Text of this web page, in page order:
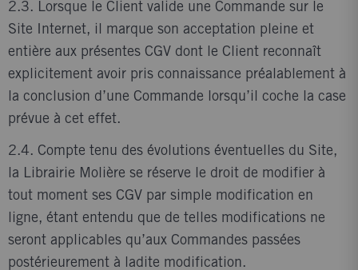
2.3. Lorsque le Client valide une Commande sur le
Site Internet, il marque son acceptation pleine et
entière aux présentes CGV dont le Client reconnaît
explicitement avoir pris connaissance préalablement à
la conclusion d’une Commande lorsqu’il coche la case
prévue à cet effet.
2.4. Compte tenu des évolutions éventuelles du Site,
la Librairie Molière se réserve le droit de modifier à
tout moment ses CGV par simple modification en
ligne, étant entendu que de telles modifications ne
seront applicables qu’aux Commandes passées
postérieurement à ladite modification.